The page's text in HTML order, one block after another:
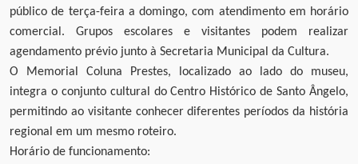
público de terça-feira a domingo, com atendimento em horário
comercial. Grupos escolares e visitantes podem realizar
agendamento prévio junto à Secretaria Municipal da Cultura.
O Memorial Coluna Prestes, localizado ao lado do museu,
integra o conjunto cultural do Centro Histórico de Santo Ângelo,
permitindo ao visitante conhecer diferentes períodos da história
regional em um mesmo roteiro.
Horário de funcionamento: